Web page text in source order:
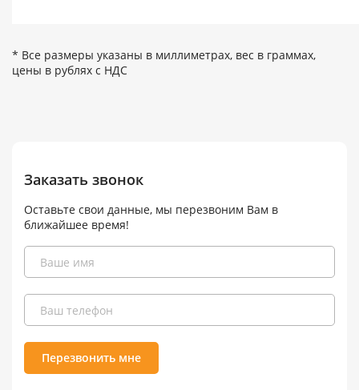
* Все размеры указаны в миллиметрах, вес в граммах,
цены в рублях с НДС
Заказать звонок
Оставьте свои данные, мы перезвоним Вам в
ближайшее время!
Перезвонить мне